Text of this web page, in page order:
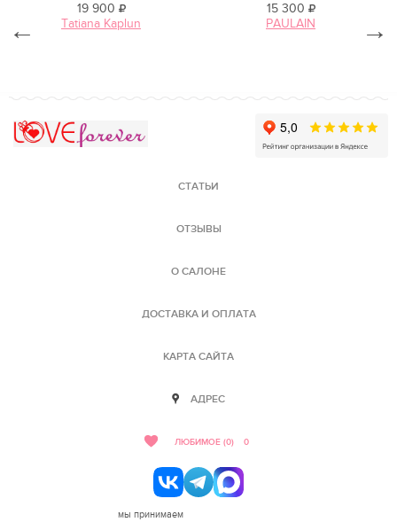
19 900
Tatiana Kaplun
15 300
PAULAIN
← →
СТАТЬИ
ОТЗЫВЫ
О САЛОНЕ
ДОСТАВКА И ОПЛАТА
КАРТА САЙТА
АДРЕС
ЛЮБИМОЕ (0) 0
мы принимаем